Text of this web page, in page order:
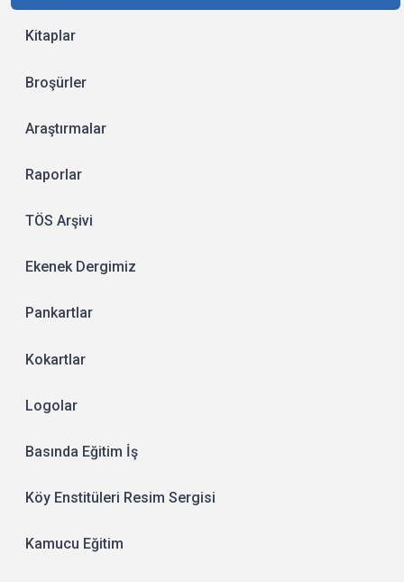
Kitaplar
Broşürler
Araştırmalar
Raporlar
TÖS Arşivi
Ekenek Dergimiz
Pankartlar
Kokartlar
Logolar
Basında Eğitim İş
Köy Enstitüleri Resim Sergisi
Kamucu Eğitim